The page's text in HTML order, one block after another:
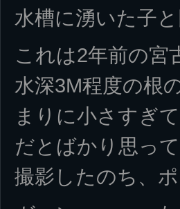
水槽に湧いた子
これは2年前の宮
水深3M程度の根
まりに小さすぎ
だとばかり思っ
撮影したのち、